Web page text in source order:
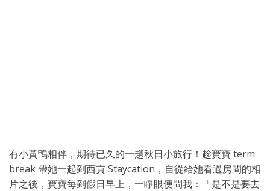
有小黃鴨相伴，期待已久的一趟秋日小旅行！趁寶寶 term
break 帶她一起到西貢 Staycation，自從給她看過房間的相
片之後，寶寶每到假日早上，一睜眼便問我：「是不是要去